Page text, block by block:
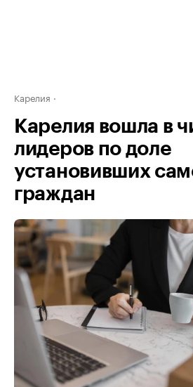
Карелия
Карелия вошла в
лидеров по доле
установивших
граждан